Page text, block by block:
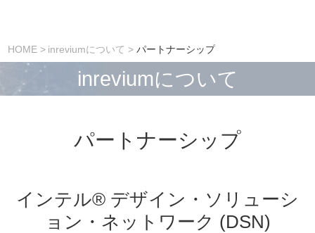
HOME inreviumについて パートナーシップ
inreviumについて
パートナーシップ
インテル® デザイン・ソリューシ
ョン・ネットワーク (DSN)